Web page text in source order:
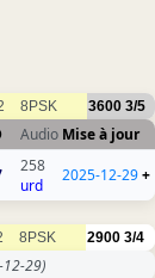
8PSK 3600 3/5
Audio Mise à jour
258
urd
2025-12-29+
8PSK 2900 3/4
29)